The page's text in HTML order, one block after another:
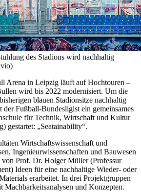
des Stadions wird nachhaltig
Arena in Leipzig läuft auf Hochtouren –
wird bis 2022 modernisiert. Um die
blauen Stadionsitze nachhaltig
der Fußball-Bundesligist ein gemeinsames
für Technik, Wirtschaft und Kultur
„Seatainability“.
Wirtschaftswissenschaft und
Ingenieurwissenschaften und Bauwesen
von Prof. Dr. Holger Müller (Professur
Ideen für eine nachhaltige Wieder- oder
erarbeitet. In drei Projektgruppen
Machbarkeitsanalysen und Konzepten.